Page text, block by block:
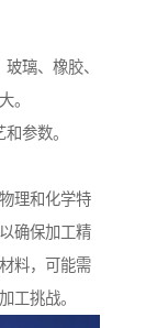
璃、橡胶、
。
参数。
理和化学特
确保加工精
料，可能需
工挑战。